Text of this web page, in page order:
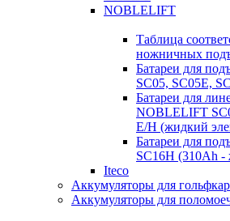
NOBLELIFT
Таблица
ножничных
Батареи для
SC05, SC05E,
Батареи для
NOBLELIFT
E/H (жидкий
Батареи для
SC16H (310Ah -
Iteco
Аккумуляторы для
Аккумуляторы для